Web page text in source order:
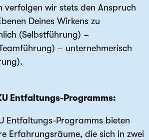
verfolgen wir stets den Anspruch
Deines Wirkens zu
(Selbstführung) –
– unternehmerisch
Entfaltungs-Programms:
Entfaltungs-Programms bieten
Erfahrungsräume, die sich in zwei